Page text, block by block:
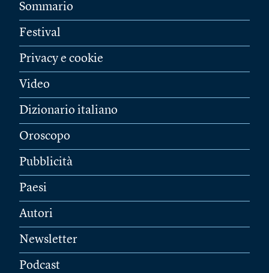
Sommario
Festival
Privacy e cookie
Video
Dizionario italiano
Oroscopo
Pubblicità
Paesi
Autori
Newsletter
Podcast